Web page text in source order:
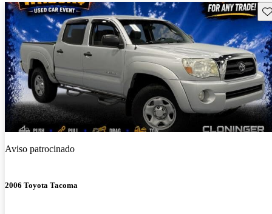
Aviso patrocinado
2006 Toyota Tacoma